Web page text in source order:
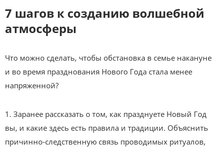
7 шагов к созданию волшебной
атмосферы
Что можно сделать, чтобы обстановка в семье накануне
и во время празднования Нового Года стала менее
напряженной?
1. Заранее рассказать о том, как празднуете Новый Год
вы, и какие здесь есть правила и традиции. Объяснить
причинно-следственную связь проводимых ритуалов,